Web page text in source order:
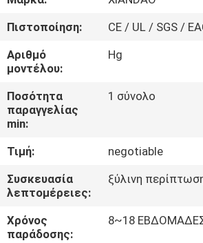
ΕΡΓΟΣΤΑΣΊΩΝ
ΠΟΙΟΤΙΚΌΣ
ΈΛΕΓΧΟΣ
ΕΛΆΤΕ
ΣΕ
ΕΠΑΦΉ
ΜΕ
Πιστοποίηση:
CE / UL / SGS /
Αριθμό
μοντέλου:
Hg
Ποσότητα
παραγγελίας
min:
1 σύνολο
Τιμή:
negotiable
Συσκευασία
λεπτομέρειες:
ξύλινη
Χρόνος
παράδοσης:
8~18